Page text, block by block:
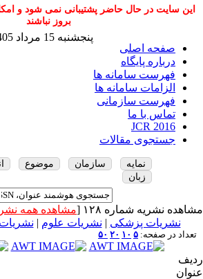
این سایت در حال حاضر پشتیبانی نمی شود و
بروز نباشند
صفحه اصلی
درباره پایگاه
فهرست سامانه ها
الزامات سامانه ها
فهرست سازمانی
تماس با ما
JCR 2016
جستجوی مقالات
پنجشنبه 15 مرداد 1405
نمایه سازمان موضوع
زبان
مشاهده نشریه شماره ۱۲۸ [ مشاهده همه
نشریات پزشکی | نشریات علوم | نشریات
تعداد در صفحه: ۵ ۱۰ ۲۰ ۵۰
ردیف
عنوان